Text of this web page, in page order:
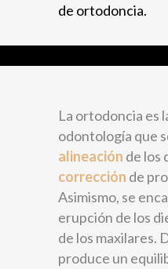
de ortodoncia.
La ortodoncia es
odontología que
alineación de los
corrección de
Asimismo, se
erupción de los
de los maxilares.
produce un